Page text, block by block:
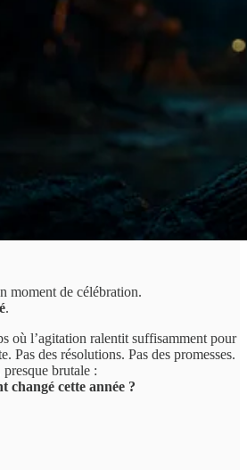
moment de célébration.
.
où l’agitation ralentit suffisamment pour
Pas des résolutions. Pas des promesses.
brutale :
changé cette année ?